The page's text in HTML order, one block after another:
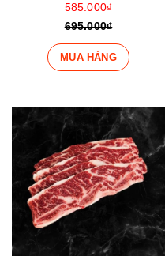
585.000₫
695.000₫
MUA HÀNG